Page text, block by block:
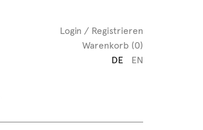
Login / Registrieren
Warenkorb (0)
DE
EN